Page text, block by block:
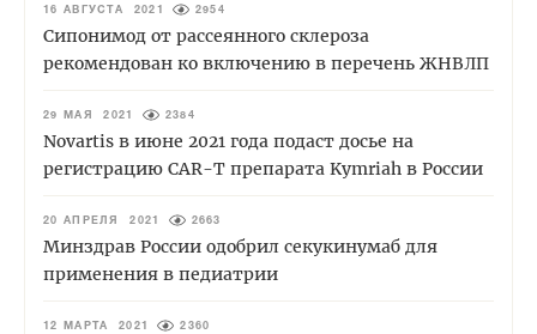
16 АВГУСТА 2021 2954
Сипонимод от рассеянного склероза
рекомендован ко включению в перечень ЖНВЛП
29 МАЯ 2021 2384
Novartis в июне 2021 года подаст досье на
регистрацию CAR-T препарата Kymriah в России
20 АПРЕЛЯ 2021 2663
Минздрав России одобрил секукинумаб для
применения в педиатрии
12 МАРТА 2021 2360